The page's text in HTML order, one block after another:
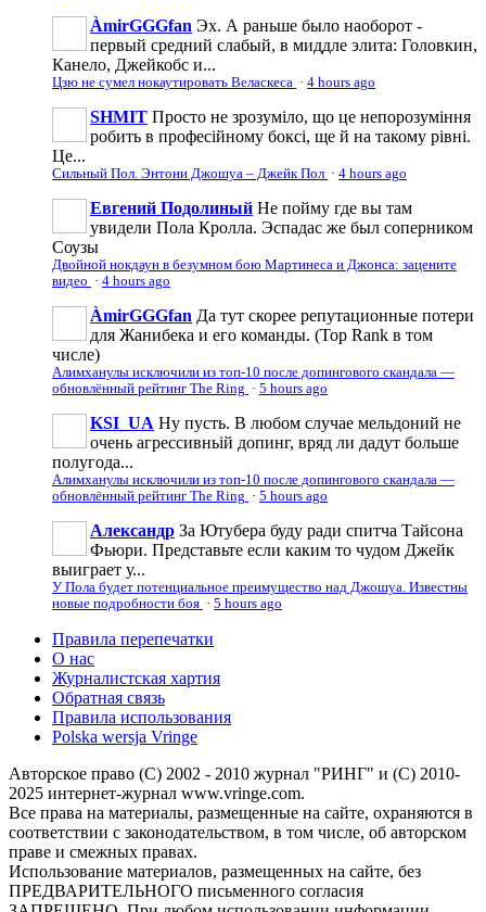
ÀmirGGGfan Эх. А раньше было наоборот -
первый средний слабый, в миддле элита: Головкин,
Канело, Джейкобс и...
Цзю не сумел нокаутировать Веласкеса · 4 hours ago
SHMIT Просто не зрозуміло, що це непорозуміння
робить в професійному боксі, ще й на такому рівні.
Це...
Сильный Пол. Энтони Джошуа – Джейк Пол · 4 hours ago
Евгений Подолиный Не пойму где вы там
увидели Пола Кролла. Эспадас же был соперником
Соузы
Двойной нокдаун в безумном бою Мартинеса и Джонса: зацените
видео · 4 hours ago
ÀmirGGGfan Да тут скорее репутационные потери
для Жанибека и его команды. (Top Rank в том
числе)
Алимханулы исключили из топ-10 после допингового скандала —
обновлённый рейтинг The Ring · 5 hours ago
KSI_UA Ну пусть. В любом случае мельдоний не
очень агрессивньій допинг, вряд ли дадут больше
полугода...
Алимханулы исключили из топ-10 после допингового скандала —
обновлённый рейтинг The Ring · 5 hours ago
Александр За Ютубера буду ради спитча Тайсона
Фьюри. Представьте если каким то чудом Джейк
выиграет у...
У Пола будет потенциальное преимущество над Джошуа. Известны
новые подробности боя · 5 hours ago
Правила перепечатки
О нас
Журналистская хартия
Обратная связь
Правила использования
Polska wersja Vringe
Авторское право (С) 2002 - 2010 журнал "РИНГ" и (С) 2010-
2025 интернет-журнал www.vringe.com.
Все права на материалы, размещенные на сайте, охраняются в
соответствии с законодательством, в том числе, об авторском
праве и смежных правах.
Использование материалов, размещенных на сайте, без
ПРЕДВАРИТЕЛЬНОГО письменного согласия